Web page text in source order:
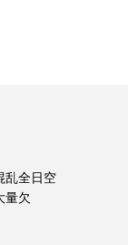
乱全日空
量欠